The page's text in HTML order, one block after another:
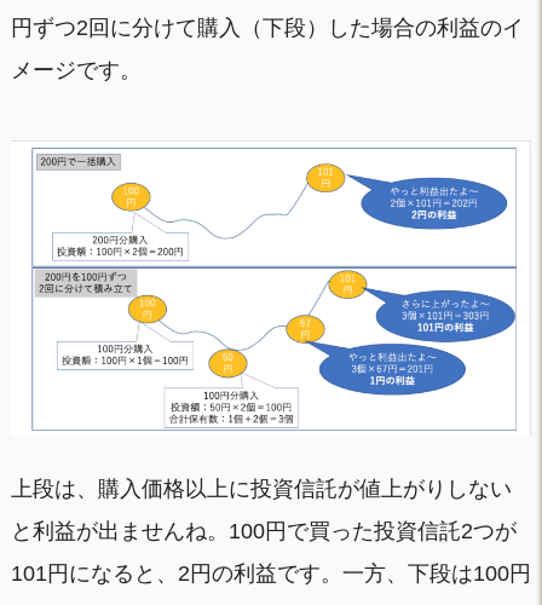
円ずつ2回に分けて購入（下段）した場合の利益のイ
メージです。
上段は、購入価格以上に投資信託が値上がりしない
と利益が出ませんね。100円で買った投資信託2つが
101円になると、2円の利益です。一方、下段は100円